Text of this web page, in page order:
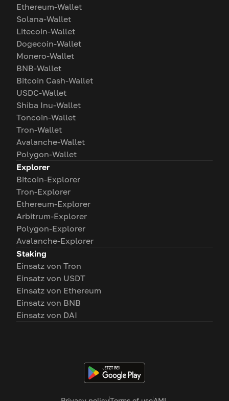
Ethereum-Wallet
Solana-Wallet
Litecoin-Wallet
Dogecoin-Wallet
Monero-Wallet
BNB-Wallet
Bitcoin Cash-Wallet
USDC-Wallet
Shiba Inu-Wallet
Toncoin-Wallet
Tron-Wallet
Avalanche-Wallet
Polygon-Wallet
Explorer
Bitcoin-Explorer
Tron-Explorer
Ethereum-Explorer
Arbitrum-Explorer
Polygon-Explorer
Avalanche-Explorer
Staking
Einsatz von Tron
Einsatz von USDT
Einsatz von Ethereum
Einsatz von BNB
Einsatz von DAI